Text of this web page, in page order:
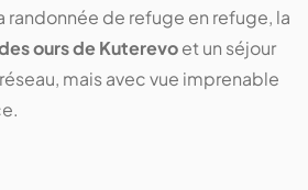
randonnée de refuge en refuge, la
ours de Kuterevoet un séjour
mais avec vue imprenable